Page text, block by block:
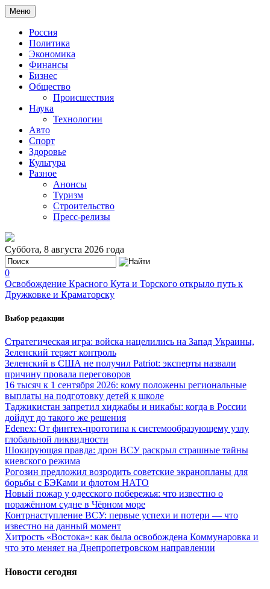
Меню
Россия
Политика
Экономика
Финансы
Бизнес
Общество
Происшествия
Наука
Технологии
Авто
Спорт
Здоровье
Культура
Разное
Анонсы
Туризм
Строительство
Пресс-релизы
Суббота, 8 августа 2026 года
0
Освобождение Красного Кута и Торского открыло путь к
Дружковке и Краматорску
Выбор редакции
Стратегическая игра: войска нацелились на Запад Украины,
Зеленский теряет контроль
Зеленский в США не получил Patriot: эксперты назвали
причину провала переговоров
16 тысяч к 1 сентября 2026: кому положены региональные
выплаты на подготовку детей к школе
Таджикистан запретил хиджабы и никабы: когда в России
дойдут до такого же решения
Edenex: От финтех-прототипа к системообразующему узлу
глобальной ликвидности
Шокирующая правда: дрон ВСУ раскрыл страшные тайны
киевского режима
Рогозин предложил возродить советские экранопланы для
борьбы с БЭКами и флотом НАТО
Новый пожар у одесского побережья: что известно о
поражённом судне в Чёрном море
Контрнаступление ВСУ: первые успехи и потери — что
известно на данный момент
Хитрость «Востока»: как была освобождена Коммунаровка и
что это меняет на Днепропетровском направлении
Новости сегодня